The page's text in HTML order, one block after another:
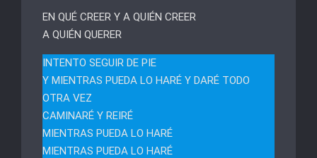
EN QUÉ CREER Y A QUIÉN CREER
A QUIÉN QUERER
INTENTO SEGUIR DE PIE
Y MIENTRAS PUEDA LO HARÉ Y DARÉ TODO
OTRA VEZ
CAMINARÉ Y REIRÉ
MIENTRAS PUEDA LO HARÉ
MIENTRAS PUEDA LO HARÉ